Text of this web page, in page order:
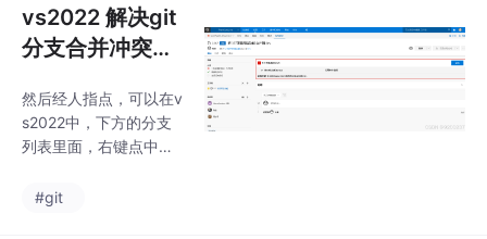
当前代码管理根目录重
新打开一个bash，将上
一步找到的head信息复
reset --hard 头信息。
是可以给与安全目录授
权的，如果没有生效出
态，关闭命令窗口，重
vs2022 解决git
分支合并冲突问
然后经人指点，可以在v
s2022中，下方的分支
列表里面，右键点中自
支。然后点合并到Curre
#git